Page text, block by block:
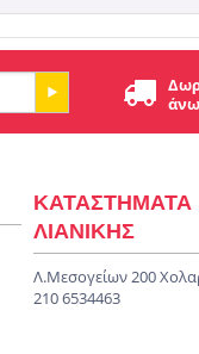
ΚΑΤΑΣΤΗΜΑΤΑ
ΛΙΑΝΙΚΗΣ
Λ.Μεσογείων 200
210 6534463